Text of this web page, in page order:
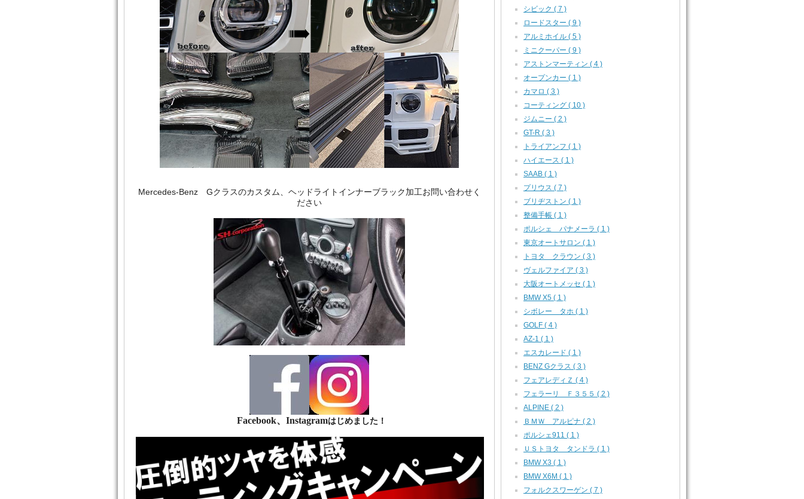
Mercedes‐Benz Gクラスのカスタム、ヘッドライトインナーブラック加工お問い合わせく
ださい
Facebook、Instagramはじめました！
シビック ( 7 )
ロードスター ( 9 )
アルミホイル ( 5 )
ミニクーパー ( 9 )
アストンマーティン ( 4 )
オープンカー ( 1 )
カマロ ( 3 )
コーティング ( 10 )
ジムニー ( 2 )
GT-R ( 3 )
トライアンフ ( 1 )
ハイエース ( 1 )
SAAB ( 1 )
プリウス ( 7 )
ブリヂストン ( 1 )
整備手帳 ( 1 )
ポルシェ パナメーラ ( 1 )
東京オートサロン ( 1 )
トヨタ クラウン ( 3 )
ヴェルファイア ( 3 )
大阪オートメッセ ( 1 )
BMW X5 ( 1 )
シボレー タホ ( 1 )
GOLF ( 4 )
AZ-1 ( 1 )
エスカレード ( 1 )
BENZ Gクラス ( 3 )
フェアレディＺ ( 4 )
フェラーリ Ｆ３５５ ( 2 )
ALPINE ( 2 )
ＢＭＷ アルピナ ( 2 )
ポルシェ911 ( 1 )
ＵＳトヨタ タンドラ ( 1 )
BMW X3 ( 1 )
BMW X6M ( 1 )
フォルクスワーゲン ( 7 )